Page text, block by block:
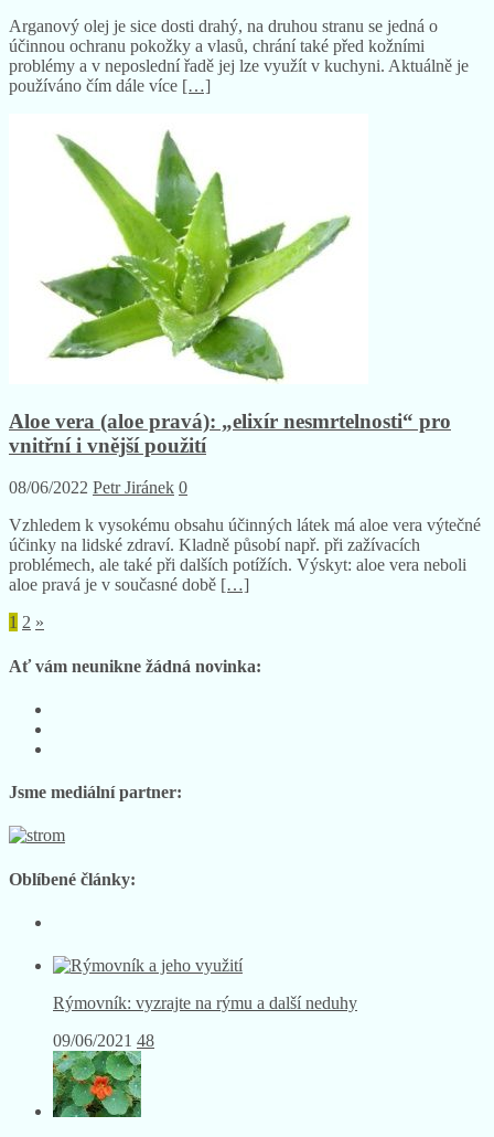
Arganový olej je sice dosti drahý, na druhou stranu se jedná o
účinnou ochranu pokožky a vlasů, chrání také před kožními
problémy a v neposlední řadě jej lze využít v kuchyni. Aktuálně je
používáno čím dále více […]
Aloe vera (aloe pravá): „elixír nesmrtelnosti“ pro
vnitřní i vnější použití
08/06/2022 Petr Jiránek 0
Vzhledem k vysokému obsahu účinných látek má aloe vera výtečné
účinky na lidské zdraví. Kladně působí např. při zažívacích
problémech, ale také při dalších potížích. Výskyt: aloe vera neboli
aloe pravá je v současné době […]
1 2 »
Ať vám neunikne žádná novinka:
Instagramu
na
Jsme mediální partner:
Oblíbené články:
Rýmovník: vyzrajte na rýmu a další neduhy
09/06/2021 48